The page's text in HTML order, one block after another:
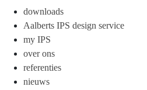
downloads
Aalberts IPS design service
my IPS
over ons
referenties
nieuws